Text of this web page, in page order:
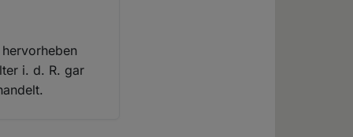
i. d. R. gar